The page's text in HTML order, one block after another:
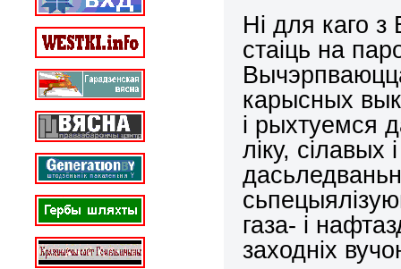
Ні для каго
стаіць на
карысных
і рыхтуемся
ліку,
газа- і
заходніх